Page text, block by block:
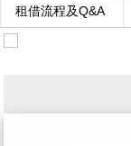
租借流程及Q&A